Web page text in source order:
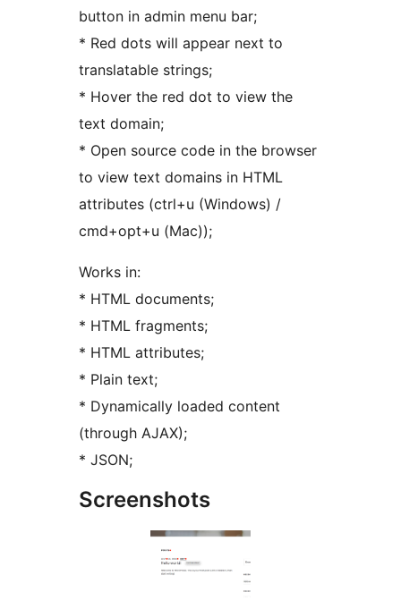
button in admin menu bar;
* Red dots will appear next to
translatable strings;
* Hover the red dot to view the
text domain;
* Open source code in the browser
to view text domains in HTML
attributes (ctrl+u (Windows) /
cmd+opt+u (Mac));
Works in:
* HTML documents;
* HTML fragments;
* HTML attributes;
* Plain text;
* Dynamically loaded content
(through AJAX);
* JSON;
Screenshots